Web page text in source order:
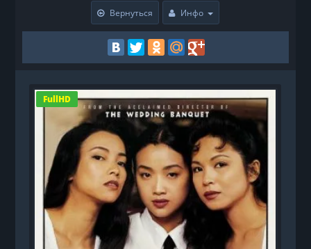
Вернуться Инфо
FullHD